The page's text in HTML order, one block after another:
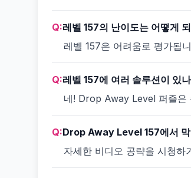
Q:레벨 157의 난이도는 어떻게
레벨 157은 어려움로 평가됩
Q:레벨 157에 여러 솔루션이 있
네! Drop Away Level 퍼즐은
Q:Drop Away Level 157에서
자세한 비디오 공략을 시청